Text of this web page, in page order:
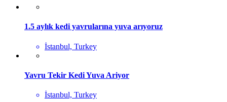
1.5 aylık kedi yavrularına yuva arıyoruz
İstanbul, Turkey
Yavru Tekir Kedi Yuva Ariyor
İstanbul, Turkey